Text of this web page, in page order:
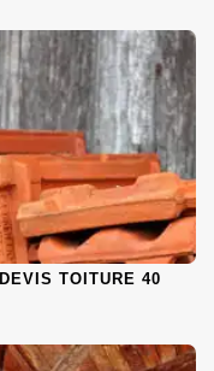
DEVIS TOITURE 40